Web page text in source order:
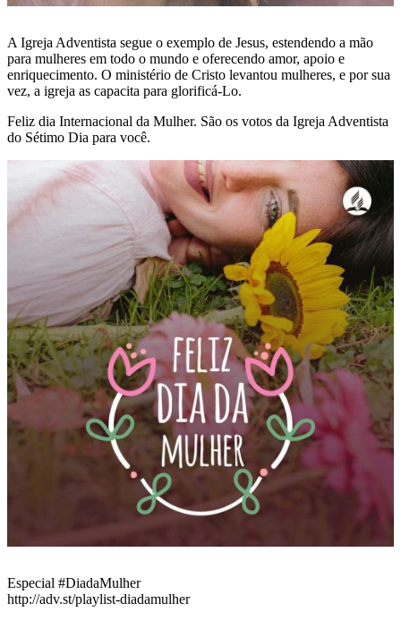
A Igreja Adventista segue o exemplo de Jesus, estendendo a mão
para mulheres em todo o mundo e oferecendo amor, apoio e
enriquecimento. O ministério de Cristo levantou mulheres, e por sua
vez, a igreja as capacita para glorificá-Lo.
Feliz dia Internacional da Mulher. São os votos da Igreja Adventista
do Sétimo Dia para você.
Especial #DiadaMulher
http://adv.st/playlist-diadamulher